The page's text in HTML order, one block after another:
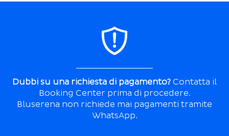
Dubbi su una richiesta di pagamento? Contatta il
Booking Center prima di procedere.
Bluserena non richiede mai pagamenti tramite
WhatsApp.